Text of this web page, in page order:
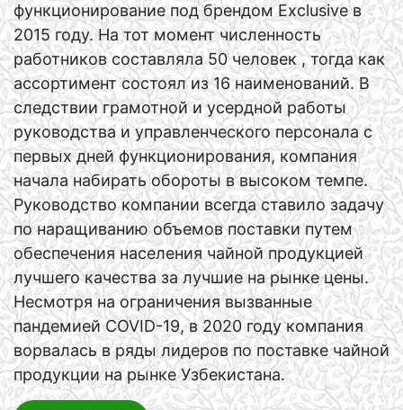
функционирование под брендом Exclusive в
2015 году. На тот момент численность
работников составляла 50 человек , тогда как
ассортимент состоял из 16 наименований. В
следствии грамотной и усердной работы
руководства и управленческого персонала с
первых дней функционирования, компания
начала набирать обороты в высоком темпе.
Руководство компании всегда ставило задачу
по наращиванию объемов поставки путем
обеспечения населения чайной продукцией
лучшего качества за лучшие на рынке цены.
Несмотря на ограничения вызванные
пандемией COVID-19, в 2020 году компания
ворвалась в ряды лидеров по поставке чайной
продукции на рынке Узбекистана.